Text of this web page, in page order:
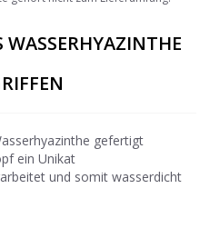
beginning
of
images
gefertigt
ein Unikat
und somit wasserdicht